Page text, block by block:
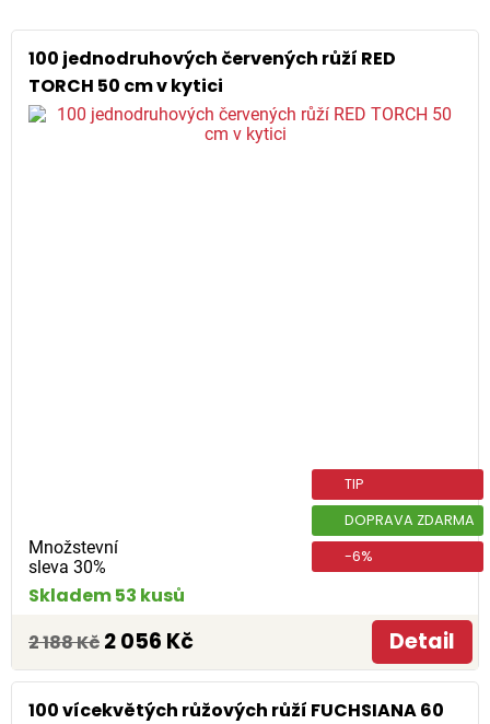
100 jednodruhových červených růží RED
TORCH 50 cm v kytici
Množstevní
sleva 30%
TIP
DOPRAVA ZDARMA
-6%
Skladem 53 kusů
2 188 Kč 2 056 Kč Detail
100 vícekvětých růžových růží FUCHSIANA 60